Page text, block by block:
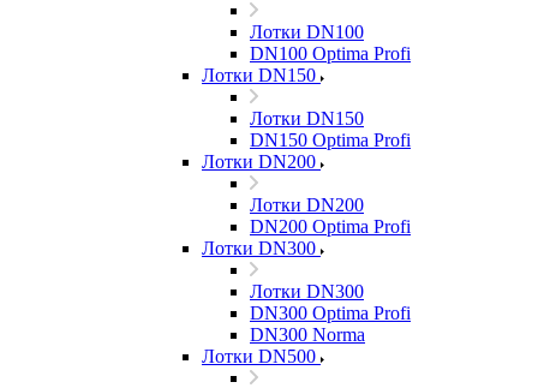
Лотки DN100
DN100 Optima Profi
Лотки DN150
Лотки DN150
DN150 Optima Profi
Лотки DN200
Лотки DN200
DN200 Optima Profi
Лотки DN300
Лотки DN300
DN300 Optima Profi
DN300 Norma
Лотки DN500